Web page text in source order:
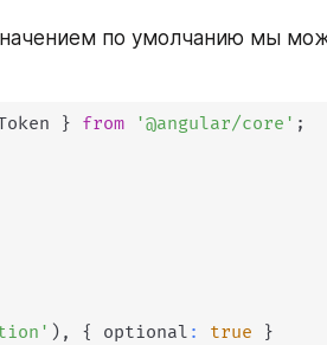
по умолчанию мы
} from '@angular/core' ;
) , { optional : true
}